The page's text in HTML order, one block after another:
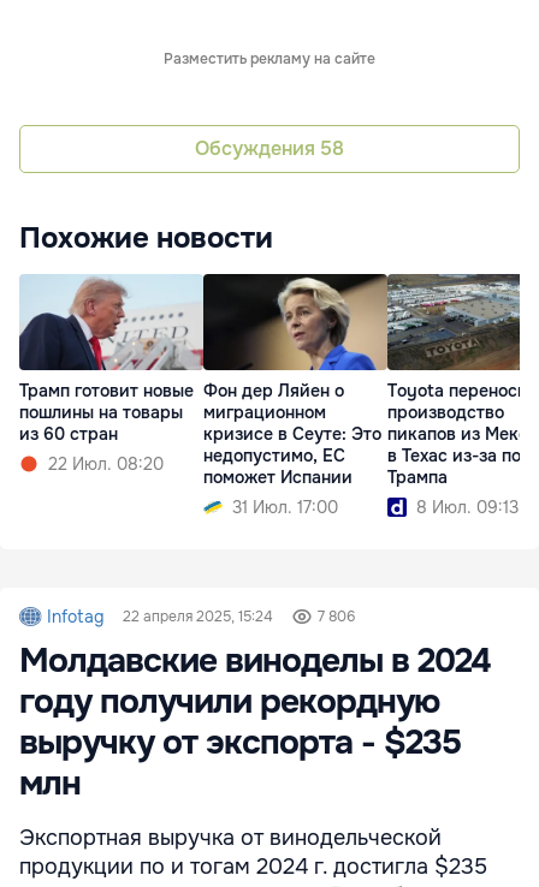
Разместить рекламу на сайте
Обсуждения 58
Похожие новости
Трамп готовит новые
пошлины на товары
из 60 стран
22 Июл. 08:20
Фон дер Ляйен о
миграционном
кризисе в Сеуте: Это
недопустимо, ЕС
поможет Испании
31 Июл. 17:00
Toyota переносит
производство
пикапов из
в Техас из-за
Трампа
8 Июл. 09:13
Infotag 22 апреля 2025, 15:24 7 806
Молдавские виноделы в 2024
году получили рекордную
выручку от экспорта - $235
млн
Экспортная выручка от винодельческой
продукции по и тогам 2024 г. достигла $235